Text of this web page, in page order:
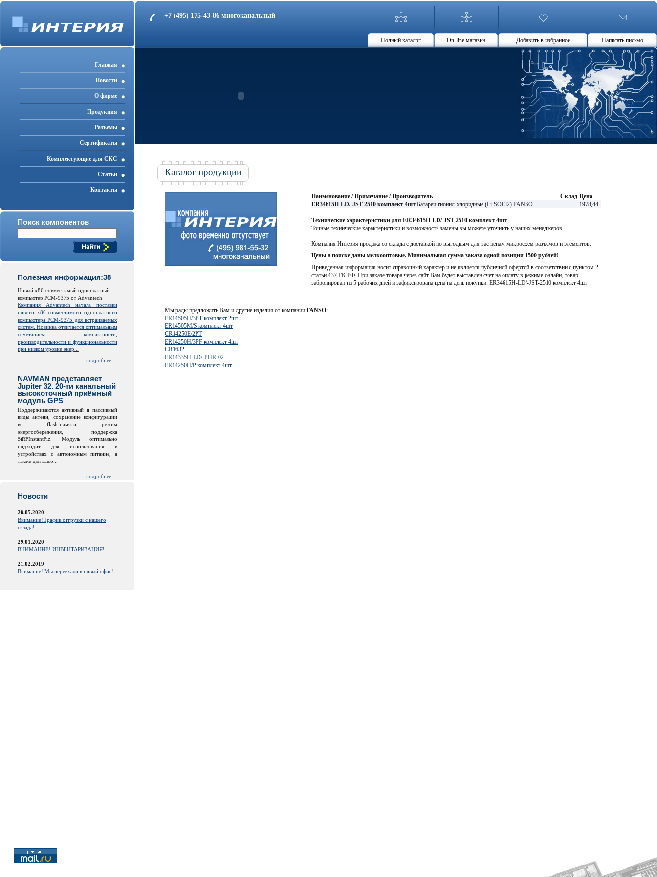
+7 (495) 175-43-86 многоканальный
Полный каталог On-line магазин Добавить в избранное Написать письмо
Главная
Новости
О фирме
Продукция
Разъемы
Cертификаты
Комплектующие для СКС
Статьи
Контакты
Поиск компонентов
Полезная информация:38
Новый x86-совместимый одноплатный
компьютер PCM-9375 от Advantech
Компания Advantech начала поставки
нового x86-совместимого одноплатного
компьютера PCM-9375 для встраиваемых
систем. Новинка отличается оптимальным
сочетанием компактности,
производительности и функциональности
при низком уровне энер...
подробнее ...
NAVMAN представляет
Jupiter 32. 20-ти канальный
высокоточный приёмный
модуль GPS
Поддерживаются активный и пассивный
виды антенн, сохранение конфигурации
во flash-памяти, режим
энергосбережения, поддержка
SiRFInstantFiz. Модуль оптимально
подходит для использования в
устройствах с автономным питание, а
также для высо...
подробнее ...
Новости
28.05.2020
Внимание! График отгрузки с нашего
склада!
29.01.2020
ВНИМАНИЕ! ИНВЕНТАРИЗАЦИЯ!
21.02.2019
Внимание! Мы переехали в новый офис!
Каталог продукции
Наименование / Примечание / Производитель Склад Цена
ER34615H-LD/-JST-2510 комплект 4шт Батареи тионил-хлоридные (Li-SOCl2) FANSO 1978,44
Технические характеристики для ER34615H-LD/-JST-2510 комплект 4шт
Точные технические характеристики и возможность замены вы можете уточнить у наших менеджеров
Компания Интерия продажа со склада с доставкой по выгодным для вас ценам микросхем разъемов и элементов.
Цены в поиске даны мелкооптовые. Минимальная сумма заказа одной позиции 1500 рублей!
Приведенная информация носит справочный характер и не является публичной офертой в соответствии с пунктом 2
статьи 437 ГК РФ. При заказе товара через сайт Вам будет выставлен счет на оплату в режиме онлайн, товар
забронирован на 5 рабочих дней и зафиксирована цена на день покупки. ER34615H-LD/-JST-2510 комплект 4шт
Мы рады предложить Вам и другие изделия от компании FANSO:
ER14505H/3PT комплект 2шт
ER14505M/S комплект 4шт
CR14250E/2PT
ER14250H/3PF комплект 4шт
CR1632
ER14335H-LD/-PHR-02
ER14250H/P комплект 4шт